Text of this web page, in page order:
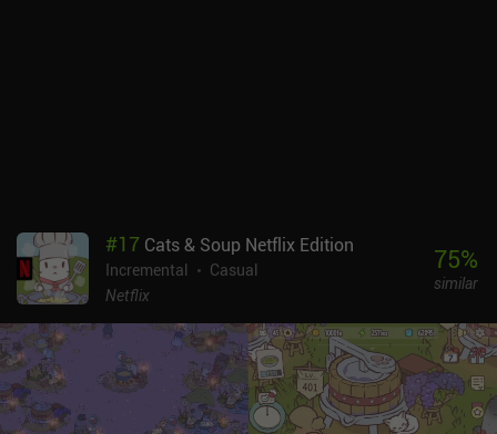
#17 Cats & Soup Netflix Edition
Incremental
Casual
Netflix
75%
similar